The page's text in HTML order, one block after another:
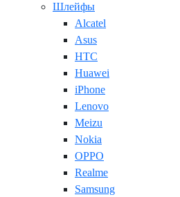
Шлейфы
Alcatel
Asus
HTC
Huawei
iPhone
Lenovo
Meizu
Nokia
OPPO
Realme
Samsung